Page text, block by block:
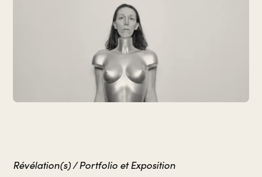
Révélation(s) / Portfolio et Exposition